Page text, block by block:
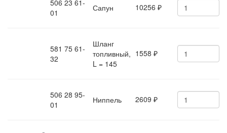
506 23 61-
01
Сапун 10256 ₽
581 75 61-
32
Шланг
топливный,
L = 145
1558 ₽
506 28 95-
01
Ниппель 2609 ₽